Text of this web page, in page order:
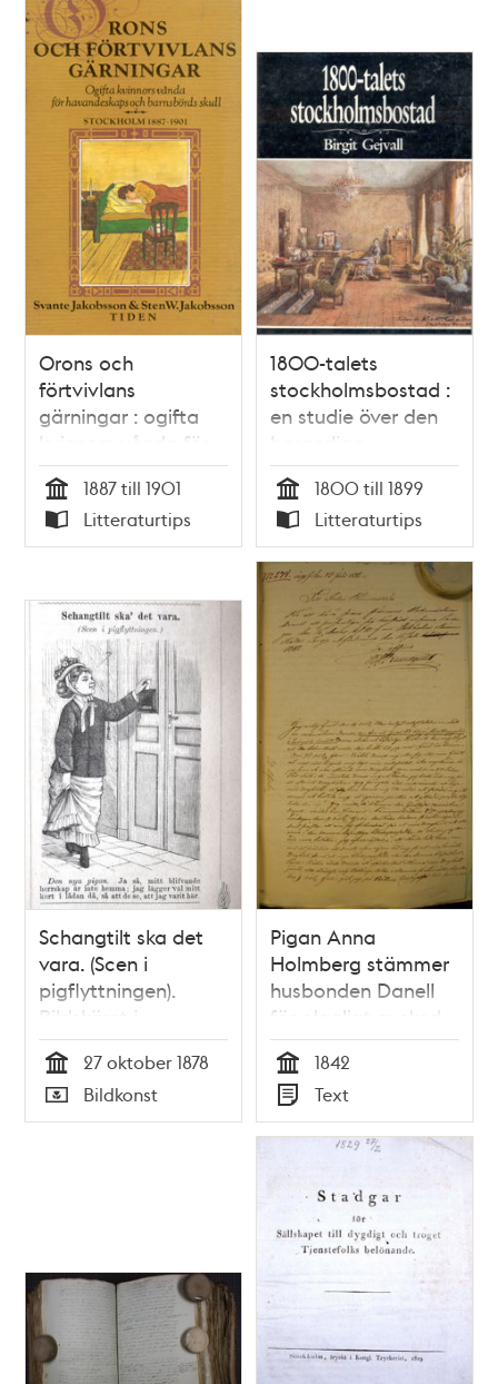
Orons och
förtvivlans
gärningar : ogifta
kvinnors vånda för
havandeskaps och
barnsbörds skull :
Stockholm 1887-1901
/ Svante Jakobsson
Tid
1887 till 1901
Typ
Litteraturtips
1800-talets
stockholmsbostad :
en studie över den
borgerliga
bostadens
planlösning i
hyreshusen / Birgit
Gejvall
Tid
1800 till 1899
Typ
Litteraturtips
Schangtilt ska det
vara. (Scen i
pigflyttningen).
Bildskämt i
Söndags-Nisse –
Illustreradt
Veckoblad för
Skämt, Humor och
Tid
27 oktober 1878
Typ
Bildkonst
Pigan Anna
Holmberg stämmer
husbonden Danell
för olagligt avsked -
rättsfall 1842
Tid
1842
Typ
Text